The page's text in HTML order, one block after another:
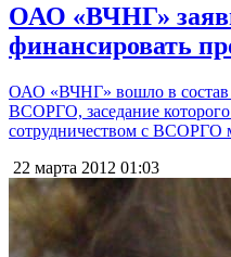
ОАО «ВЧНГ»
финансировать
ОАО «ВЧНГ» вошло в состав
ВСОРГО, заседание
сотрудничеством с ВСОРГО
22 марта 2012 01:03